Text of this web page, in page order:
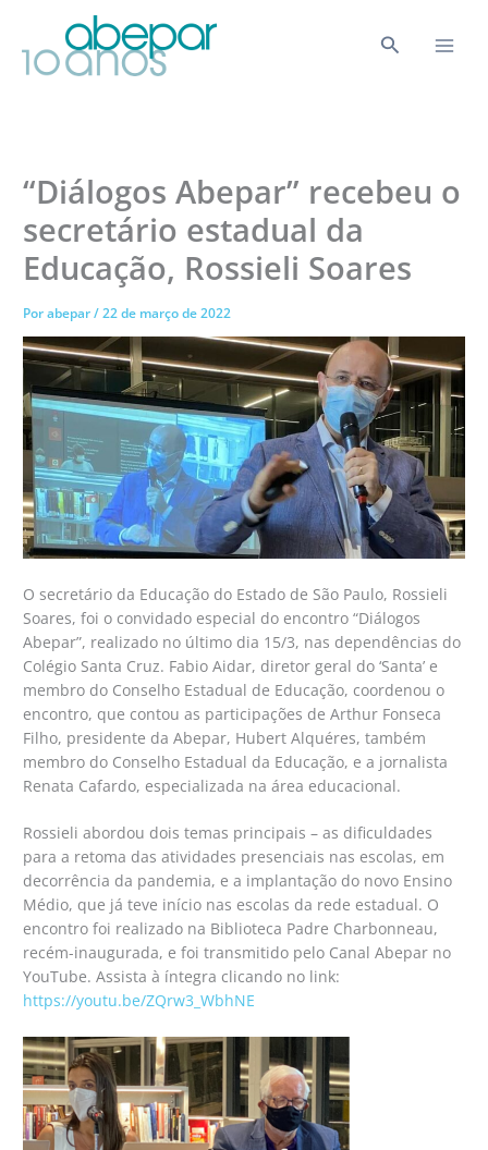
conteúdo
Pesquisar
“Diálogos Abepar” recebeu o
secretário estadual da
Educação, Rossieli Soares
Porabepar/22 de março de 2022
O secretário da Educação do Estado de São Paulo, Rossieli
Soares, foi o convidado especial do encontro “Diálogos
Abepar”, realizado no último dia 15/3, nas dependências do
Colégio Santa Cruz. Fabio Aidar, diretor geral do ‘Santa’ e
membro do Conselho Estadual de Educação, coordenou o
encontro, que contou as participações de Arthur Fonseca
Filho, presidente da Abepar, Hubert Alquéres, também
membro do Conselho Estadual da Educação, e a jornalista
Renata Cafardo, especializada na área educacional.
Rossieli abordou dois temas principais – as dificuldades
para a retoma das atividades presenciais nas escolas, em
decorrência da pandemia, e a implantação do novo Ensino
Médio, que já teve início nas escolas da rede estadual. O
encontro foi realizado na Biblioteca Padre Charbonneau,
recém-inaugurada, e foi transmitido pelo Canal Abepar no
YouTube. Assista à íntegra clicando no link:
https://youtu.be/ZQrw3_WbhNE